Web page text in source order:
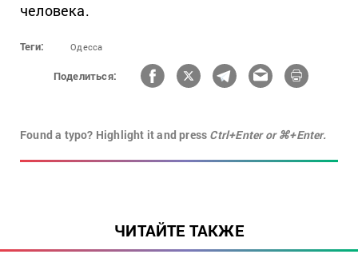
человека.
Теги: Одесса
Поделиться:
Found a typo? Highlight it and press Ctrl+Enter or ⌘+Enter.
ЧИТАЙТЕ ТАКЖЕ